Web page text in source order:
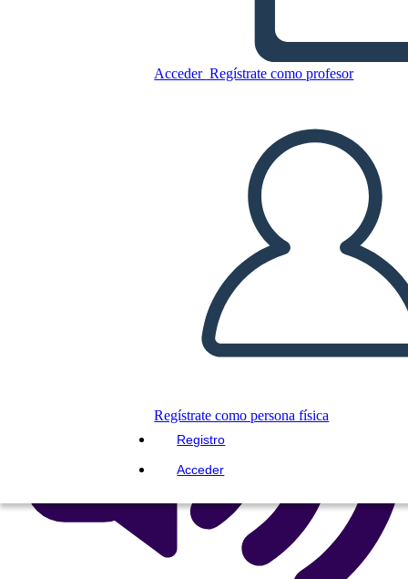
Acceder Regístrate como profesor
Regístrate como persona física
Registro
Acceder
Rivoluzione Americana
Nativi Americani
Copie este guión gráfico
CREAR UN GUIÓN GRÁFICO
JUEGO DE DIAPOSITIVAS
LEERME